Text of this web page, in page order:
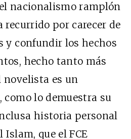
nacionalismo ramplón
recurrido por carecer de
y confundir los hechos
hecho tanto más
novelista es un
como lo demuestra su
historia personal
que el FCE